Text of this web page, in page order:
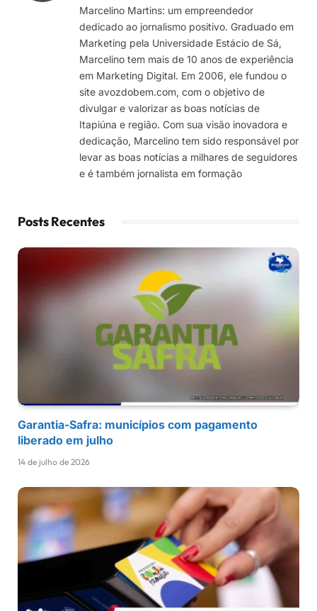
Marcelino Martins: um empreendedor
dedicado ao jornalismo positivo. Graduado em
Marketing pela Universidade Estácio de Sá,
Marcelino tem mais de 10 anos de experiência
em Marketing Digital. Em 2006, ele fundou o
site avozdobem.com, com o objetivo de
divulgar e valorizar as boas notícias de
Itapiúna e região. Com sua visão inovadora e
dedicação, Marcelino tem sido responsável por
levar as boas notícias a milhares de seguidores
e é também jornalista em formação
Posts Recentes
Garantia-Safra: municípios com pagamento
liberado em julho
14 de julho de 2026